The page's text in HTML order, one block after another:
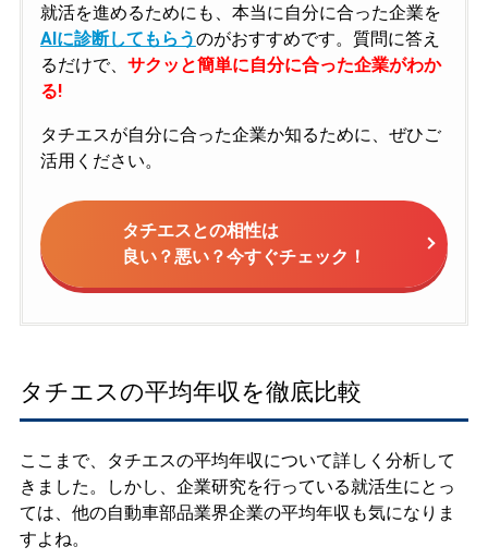
就活を進めるためにも、本当に自分に合った企業を
AIに診断してもらうのがおすすめです。質問に答え
るだけで、 サクッと簡単に自分に合った企業がわか
る!
タチエスが自分に合った企業か知るために、ぜひご
活用ください。
タチエスとの相性は
良い？悪い？今すぐチェック！
タチエスの平均年収を徹底比較
ここまで、タチエスの平均年収について詳しく分析して
きました。しかし、企業研究を行っている就活生にとっ
ては、他の自動車部品業界企業の平均年収も気になりま
すよね。